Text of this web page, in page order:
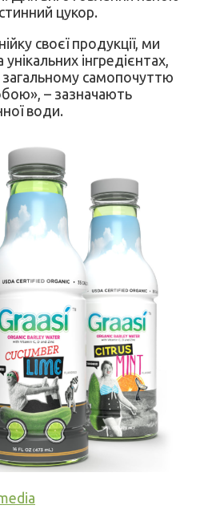
цукор.
своєї продукції, ми
інгредієнтах,
загальному самопочуттю
– зазначають
води.